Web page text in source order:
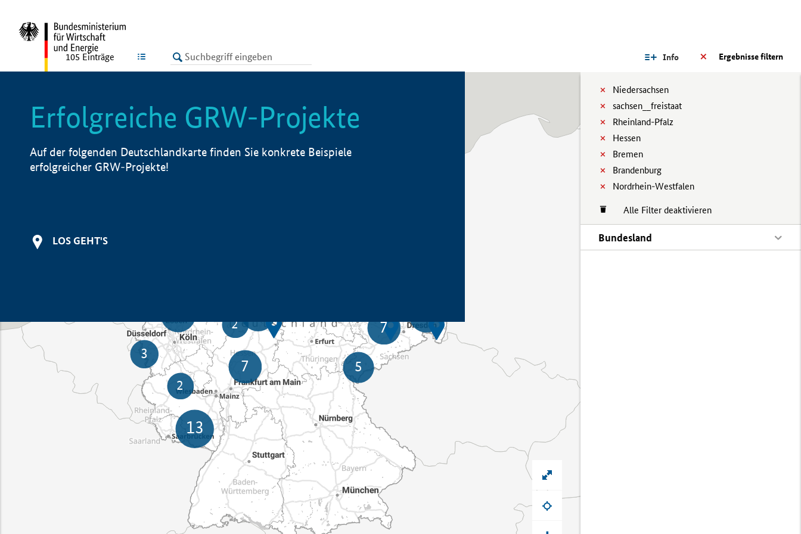
LISTE Ergebnisse filtern
Info
Niedersachsen
sachsen__freistaat
Rheinland-Pfalz
Hessen
Bremen
Brandenburg
Nordrhein-Westfalen
Alle Filter deaktivieren
Bundesland
105 Einträge
Erfolgreiche GRW-Projekte
Auf der folgenden Deutschlandkarte finden Sie konkrete Beispiele
erfolgreicher GRW-Projekte!
LOS GEHT'S